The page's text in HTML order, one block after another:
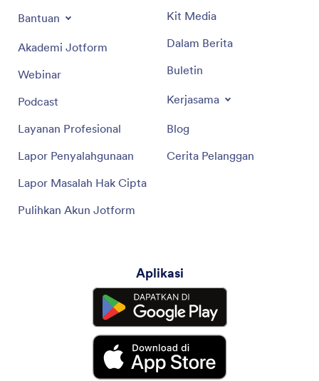
Bantuan
Akademi Jotform
Webinar
Podcast
Layanan Profesional
Lapor Penyalahgunaan
Lapor Masalah Hak Cipta
Pulihkan Akun Jotform
Kit Media
Dalam Berita
Buletin
Kerjasama
Blog
Cerita Pelanggan
Aplikasi